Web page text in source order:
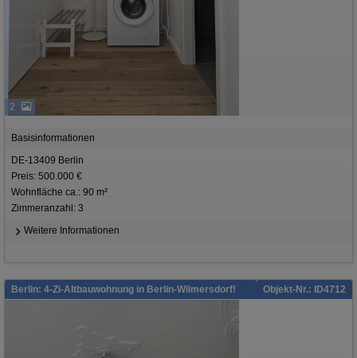
2
Basisinformationen
DE-13409 Berlin
Preis: 500.000 €
Wohnfläche ca.: 90 m²
Zimmeranzahl: 3
Weitere Informationen
Berlin: 4-Zi-Altbauwohnung in Berlin-Wilmersdorf! Objekt-Nr.: ID4712